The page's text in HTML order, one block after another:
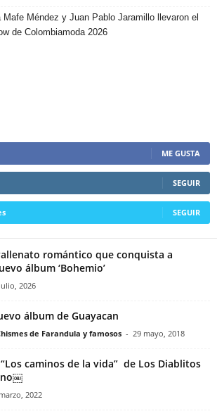
Méndez y Juan Pablo Jaramillo llevaron el
de Colombiamoda 2026
ME GUSTA
SEGUIR
SEGUIR
romántico que conquista a
álbum ‘Bohemio’
2026
álbum de Guayacan
de Farandula y famosos - 29 mayo, 2018
caminos de la vida” de Los Diablitos
2022